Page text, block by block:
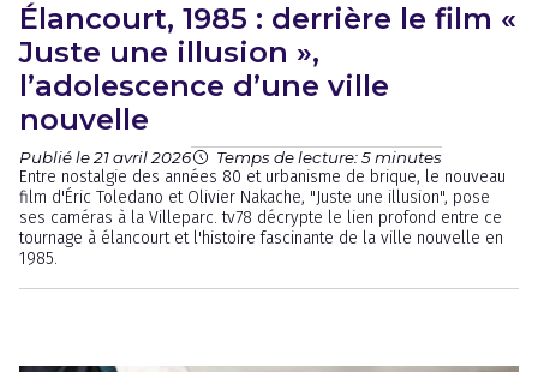
Élancourt, 1985 : derrière le film «
Juste une illusion »,
l’adolescence d’une ville
nouvelle
Publié le 21 avril 2026 Temps de lecture: 5 minutes
Entre nostalgie des années 80 et urbanisme de brique, le nouveau
film d'Éric Toledano et Olivier Nakache, "Juste une illusion", pose
ses caméras à la Villeparc. tv78 décrypte le lien profond entre ce
tournage à élancourt et l'histoire fascinante de la ville nouvelle en
1985.